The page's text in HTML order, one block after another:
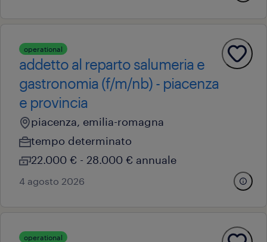
operational
addetto al reparto salumeria e
gastronomia (f/m/nb) - piacenza
e provincia
piacenza, emilia-romagna
tempo determinato
22.000 € - 28.000 € annuale
4 agosto 2026
operational